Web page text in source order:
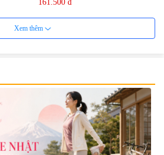
161.500 đ
Viên nang uống cải thiện thị lực,
trí nhớ DHA + EPA + Flaxseed
Oil 30 viên/gói - Date 02/2027
|52.346
Xem thêm